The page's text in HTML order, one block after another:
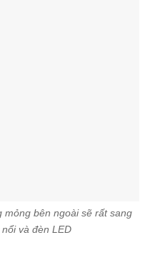
bên ngoài sẽ rất sang
và đèn LED